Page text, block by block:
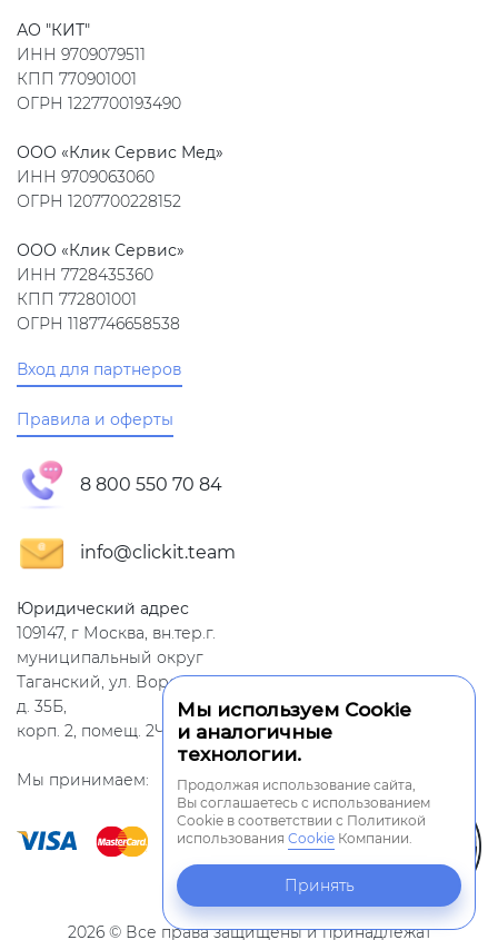
АО "КИТ"
ИНН 9709079511
КПП 770901001
ОГРН 1227700193490
ООО «Клик Сервис Мед»
ИНН 9709063060
ОГРН 1207700228152
ООО «Клик Сервис»
ИНН 7728435360
КПП 772801001
ОГРН 1187746658538
Вход для партнеров
Правила и оферты
8 800 550 70 84
info@clickit.team
Юридический адрес
109147, г Москва, вн.тер.г.
муниципальный округ
Таганский, ул. Воронцовская,
д. 35Б,
корп. 2, помещ. 2Ч
Мы принимаем:
2026© Все права защищены и принадлежат
Мы используем Cookie
и аналогичные
технологии.
Продолжая использование сайта,
Вы соглашаетесь с использованием
Cookie в соответствии с Политикой
использования Cookie Компании.
Принять